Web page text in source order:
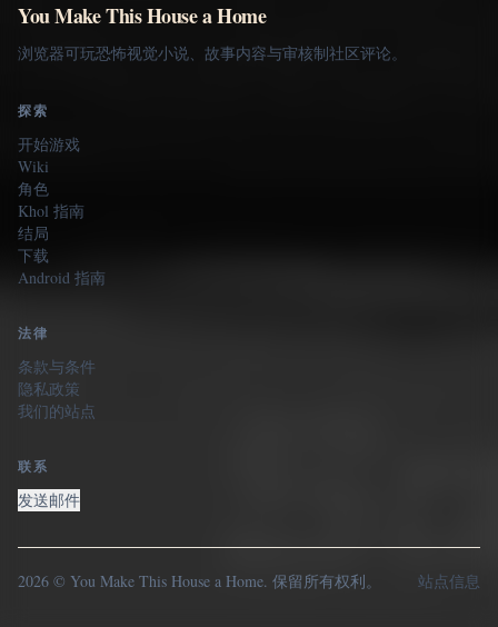
You Make This House a Home
浏览器可玩恐怖视觉小说、故事内容与审核制社区评论。
探索
开始游戏
Wiki
角色
Khol 指南
结局
下载
Android 指南
法律
条款与条件
隐私政策
我们的站点
联系
发送邮件
2026 © You Make This House a Home. 保留所有权利。 站点信息